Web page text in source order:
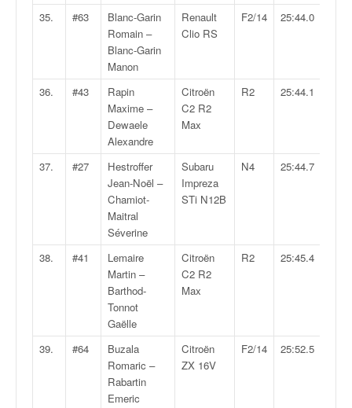
35. #63
Blanc-Garin
Romain –
Blanc-Garin
Manon
Renault
Clio RS
F2/14 25:44.0
36. #43
Rapin
Maxime –
Dewaele
Alexandre
Citroën
C2 R2
Max
R2 25:44.1
37. #27
Hestroffer
Jean-Noël –
Chamiot-
Maitral
Séverine
Subaru
Impreza
STi N12B
N4 25:44.7
38. #41
Lemaire
Martin –
Barthod-
Tonnot
Gaëlle
Citroën
C2 R2
Max
R2 25:45.4
39. #64
Buzala
Romaric –
Rabartin
Emeric
Citroën
ZX 16V
F2/14 25:52.5